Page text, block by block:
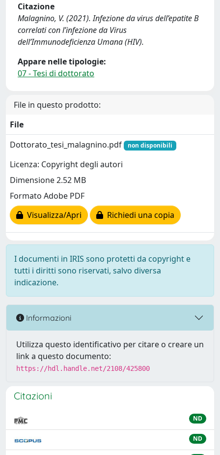
Citazione
Malagnino, V. (2021). Infezione da virus dell’epatite B
correlati con l’infezione da Virus
dell’Immunodeficienza Umana (HIV).
Appare nelle tipologie:
07 - Tesi di dottorato
File in questo prodotto:
File
Dottorato_tesi_malagnino.pdf
non disponibili
Licenza: Copyright degli autori
Dimensione 2.52 MB
Formato Adobe PDF
Visualizza/Apri
Richiedi una copia
I documenti in IRIS sono protetti da copyright e
tutti i diritti sono riservati, salvo diversa
indicazione.
Informazioni
Utilizza questo identificativo per citare o creare un
link a questo documento:
https://hdl.handle.net/2108/425800
Citazioni
ND
ND